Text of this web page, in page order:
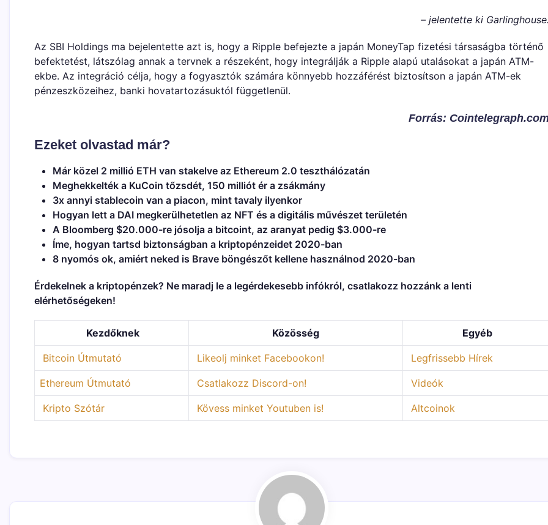
– jelentette ki
Az SBI Holdings ma bejelentette azt is, hogy a Ripple befejezte a japán MoneyTap fizetési társaságba történő
befektetést, látszólag annak a tervnek a részeként, hogy integrálják a Ripple alapú utalásokat a japán ATM-
ekbe. Az integráció célja, hogy a fogyasztók számára könnyebb hozzáférést biztosítson a japán ATM-ek
pénzeszközeihez, banki hovatartozásuktól függetlenül.
Forrás:
Ezeket olvastad már?
Már közel 2 millió ETH van stakelve az Ethereum 2.0 teszthálózatán
Meghekkelték a KuCoin tőzsdét, 150 milliót ér a zsákmány
3x annyi stablecoin van a piacon, mint tavaly ilyenkor
Hogyan lett a DAI megkerülhetetlen az NFT és a digitális művészet területén
A Bloomberg $20.000-re jósolja a bitcoint, az aranyat pedig $3.000-re
Íme, hogyan tartsd biztonságban a kriptopénzeidet 2020-ban
8 nyomós ok, amiért neked is Brave böngészőt kellene használnod 2020-ban
Érdekelnek a kriptopénzek? Ne maradj le a legérdekesebb infókról, csatlakozz hozzánk a lenti
elérhetőségeken!
Kezdőknek Közösség Egyéb
Bitcoin Útmutató Likeolj minket Facebookon! Legfrissebb Hírek
Ethereum Útmutató Csatlakozz Discord-on! Videók
Kripto Szótár Kövess minket Youtuben is! Altcoinok